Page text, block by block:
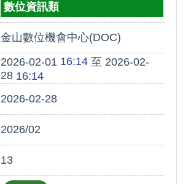
數位資訊類
金山數位機會中心(DOC)
2026-02-01 16:14至 2026-02-
2816:14
2026-02-28
2026/02
13